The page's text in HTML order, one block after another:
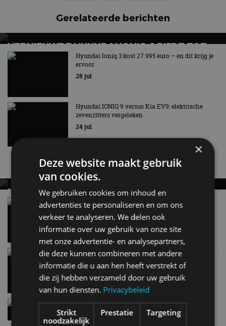
Gerelateerde berichten
VERNIEUWDE HYUNDAI IONIQ 6 RIJDT TOT
680 KILOMETER EN WORDT GOEDKOPER
Keuze uit twee accupakketten
Hyundai Ioniq 3 kost 27.995 euro – en dit krijg je
ervoor
28 jul
Hyundai IONIQ 9 versus Kia EV9: elektrische
zevenzitters vergeleken
24 jul
Nieuwste berichten
MET KORTING NAAR EV EXPERIENCE 2026?
AUTORAI REGELT HET!
EV Experience 2026 van 24 tot 26 september
Vergelijking: BMW iX3 vs Volvo EX60 – Welke
moet je hebben?
28 mei
Carbon fibre op je laadkabel: nergens voor nodig,
en precies daarom geweldig
Hennessey Blackbird krijgt atmosferische V8 en
handbak: soms is eenvoud leuker
5 aug
×
Deze website maakt gebruik
van cookies.
We gebruiken cookies om inhoud en
advertenties te personaliseren en om ons
verkeer te analyseren. We delen ook
informatie over uw gebruik van onze site
met onze advertentie- en analysepartners,
die deze kunnen combineren met andere
informatie die u aan hen heeft verstrekt of
die zij hebben verzameld door uw gebruik
van hun diensten. Privacybeleid
Strikt
noodzakelijk
Prestatie Targeting